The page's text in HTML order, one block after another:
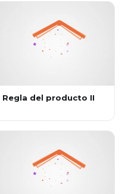
Regla del producto II